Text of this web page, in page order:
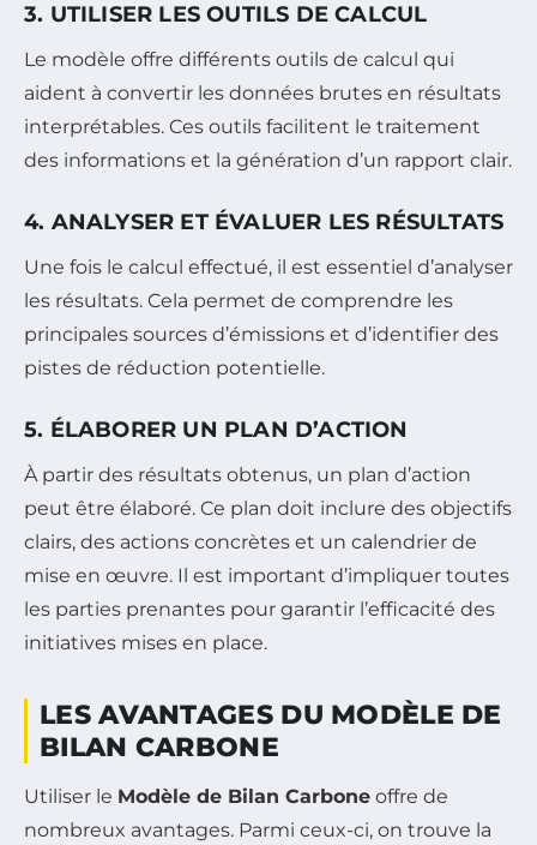
3. UTILISER LES OUTILS DE CALCUL
Le modèle offre différents outils de calcul qui
aident à convertir les données brutes en résultats
interprétables. Ces outils facilitent le traitement
des informations et la génération d’un rapport clair.
4. ANALYSER ET ÉVALUER LES RÉSULTATS
Une fois le calcul effectué, il est essentiel d’analyser
les résultats. Cela permet de comprendre les
principales sources d’émissions et d’identifier des
pistes de réduction potentielle.
5. ÉLABORER UN PLAN D’ACTION
À partir des résultats obtenus, un plan d’action
peut être élaboré. Ce plan doit inclure des objectifs
clairs, des actions concrètes et un calendrier de
mise en œuvre. Il est important d’impliquer toutes
les parties prenantes pour garantir l’efficacité des
initiatives mises en place.
LES AVANTAGES DU MODÈLE DE
BILAN CARBONE
Utiliser le Modèle de Bilan Carbone offre de
nombreux avantages. Parmi ceux-ci, on trouve la